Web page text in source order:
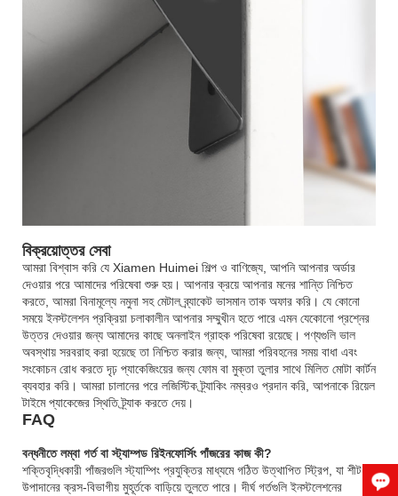
বিক্রয়োত্তর সেবা
আমরা বিশ্বাস করি যে Xiamen Huimei শিল্প ও বাণিজ্যে, আপনি আপনার অর্ডার
দেওয়ার পরে আমাদের পরিষেবা শুরু হয়। আপনার ক্রয়ে আপনার মনের শান্তি নিশ্চিত
করতে, আমরা বিনামূল্যে নমুনা সহ মেটাল ব্র্যাকেট ভাসমান তাক অফার করি। যে কোনো
সময়ে ইনস্টলেশন প্রক্রিয়া চলাকালীন আপনার সম্মুখীন হতে পারে এমন যেকোনো প্রশ্নের
উত্তর দেওয়ার জন্য আমাদের কাছে অনলাইন গ্রাহক পরিষেবা রয়েছে। পণ্যগুলি ভাল
অবস্থায় সরবরাহ করা হয়েছে তা নিশ্চিত করার জন্য, আমরা পরিবহনের সময় বাধা এবং
সংকোচন রোধ করতে দৃঢ় প্যাকেজিংয়ের জন্য ফোম বা মুক্তা তুলার সাথে মিলিত মোটা কার্টন
ব্যবহার করি। আমরা চালানের পরে লজিস্টিক ট্র্যাকিং নম্বরও প্রদান করি, আপনাকে রিয়েল
টাইমে প্যাকেজের স্থিতি ট্র্যাক করতে দেয়।
FAQ
বন্ধনীতে লম্বা গর্ত বা স্ট্যাম্পড রিইনফোর্সিং পাঁজরের কাজ কী?
শক্তিবৃদ্ধিকারী পাঁজরগুলি স্ট্যাম্পিং প্রযুক্তির মাধ্যমে গঠিত উত্থাপিত স্ট্রিপ, যা শীট
উপাদানের ক্রস-বিভাগীয় মুহূর্তকে বাড়িয়ে তুলতে পারে। দীর্ঘ গর্তগুলি ইনস্টলেশনের